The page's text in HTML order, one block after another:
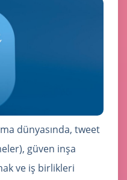
dünyasında, tweet
güven inşa
ve iş birlikleri